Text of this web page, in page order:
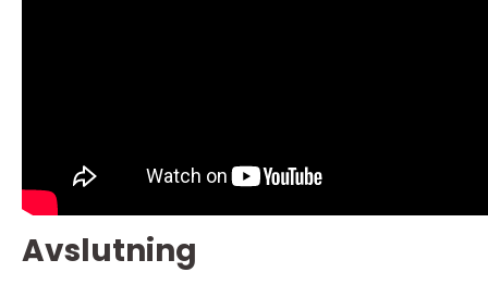
Avslutning